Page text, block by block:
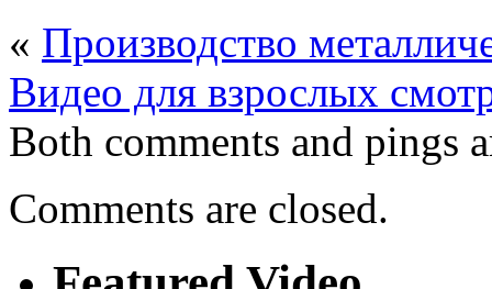
« Производство
Видео для взрослых
Both comments and pings
Comments are closed.